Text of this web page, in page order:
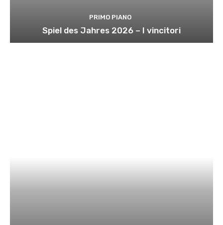
PRIMO PIANO
Spiel des Jahres 2026 – I vincitori